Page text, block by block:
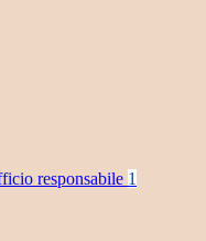
responsabile 1